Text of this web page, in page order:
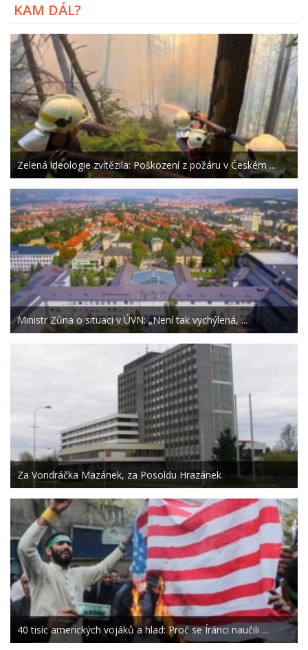
KAM DÁL?
Zelená ideologie zvítězila: Poškození z požáru v Českém ...
Ministr Zůna o situaci v ÚVN: „Není tak vychýlená, ...
Za Vondráčka Mazánek, za Posoldu Hrazánek
40 tisíc amerických vojáků a hlad: Proč se Íránci naučili ...